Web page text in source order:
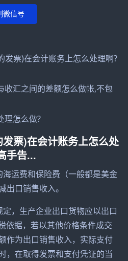
微信号
发票)在会计账务上怎么处理啊?
收汇之间的差额怎么做帐,不包
理怎么做?
票)在会计账务上怎么处
手告...
运费和保险费（一般都是美金
出口销售收入。
，生产企业出口货物应以出口
依据，若以其他价格条件成交
作为出口销售收入，实际支付
，在取得发票和支付凭证的当